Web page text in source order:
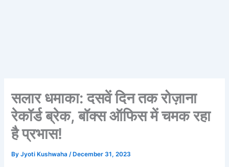
सलार धमाका: दसवें दिन तक रोज़ाना
रेकॉर्ड ब्रेक, बॉक्स ऑफिस में चमक रहा
है प्रभास!
ByJyoti Kushwaha/ December 31, 2023